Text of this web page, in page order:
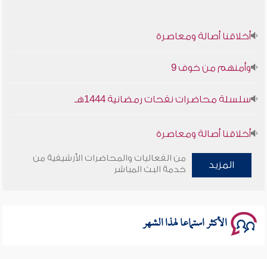
أخلاقنا أصالة ومعاصرة
وأمنهم من خوف 9
سلسلة محاضرات نفحات رمضانية 1444هـ
أخلاقنا أصالة ومعاصرة
وأمنهم من خوف 9
المزيد
من الفعاليات والمحاضرات الأرشيفية من
خدمة البث المباشر
الأكثر استماعا لهذا الشهر